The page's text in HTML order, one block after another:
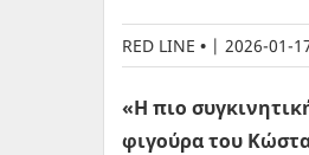
RED LINE | 2026-01-
«Η πιο
φιγούρα του